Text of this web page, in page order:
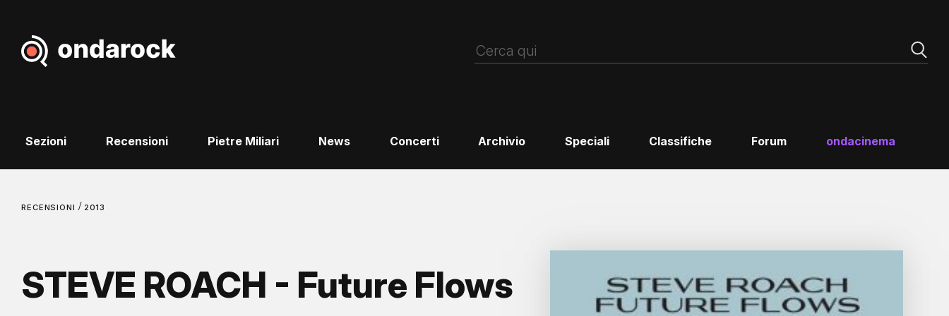
Sezioni Recensioni Pietre Miliari News Concerti Archivio Speciali Classifiche Forum ondacinema
RECENSIONI / 2013
STEVE ROACH - Future Flows